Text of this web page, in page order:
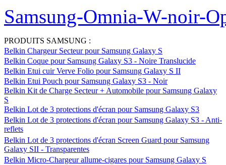
Samsung-Omnia-W-noir-
PRODUITS SAMSUNG :
Belkin Chargeur Secteur pour Samsung Galaxy S
Belkin Coque pour Samsung Galaxy S3 - Noire Translucide
Belkin Etui cuir Verve Folio pour Samsung Galaxy S II
Belkin Etui Pouch pour Samsung Galaxy S3 - Noir
Belkin Kit de Charge Secteur + Automobile pour Samsung Galaxy
S
Belkin Lot de 3 protections d'écran pour Samsung Galaxy S3
Belkin Lot de 3 protections d'écran pour Samsung Galaxy S3 - Anti-
reflets
Belkin Lot de 3 protections d'écran Screen Guard pour Samsung
Galaxy SII - Transparentes
Belkin Micro-Chargeur allume-cigares pour Samsung Galaxy S